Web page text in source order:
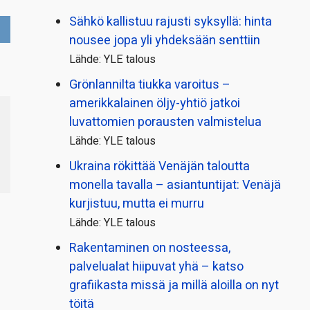
Sähkö kallistuu rajusti syksyllä: hinta
nousee jopa yli yhdeksään senttiin
Lähde: YLE talous
Grönlannilta tiukka varoitus –
amerikkalainen öljy-yhtiö jatkoi
luvattomien porausten valmistelua
Lähde: YLE talous
Ukraina rökittää Venäjän taloutta
monella tavalla – asiantuntijat: Venäjä
kurjistuu, mutta ei murru
Lähde: YLE talous
Rakentaminen on nosteessa,
palvelualat hiipuvat yhä – katso
grafiikasta missä ja millä aloilla on nyt
töitä